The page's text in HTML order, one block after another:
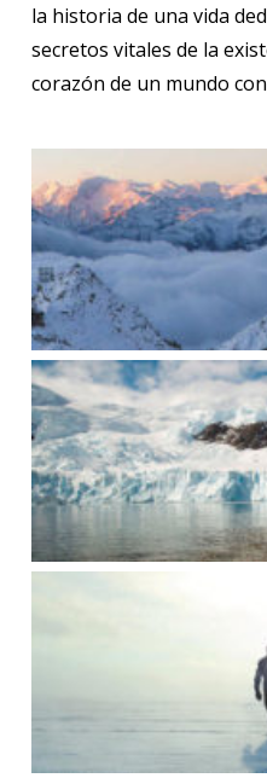
la historia de una vida
secretos vitales de la
corazón de un mundo